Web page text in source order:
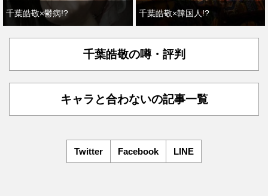
千葉皓敬×鬱病!? 千葉皓敬×韓国人!?
千葉皓敬の噂・評判
キャラと合わないの記事一覧
Twitter Facebook LINE